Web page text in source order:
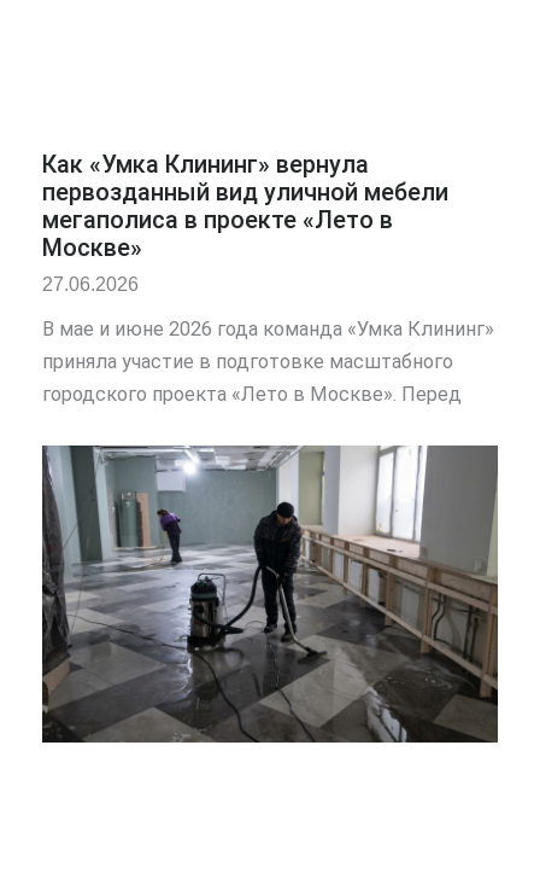
Как «Умка Клининг» вернула
первозданный вид уличной мебели
мегаполиса в проекте «Лето в
Москве»
27.06.2026
В мае и июне 2026 года команда «Умка Клининг»
приняла участие в подготовке масштабного
городского проекта «Лето в Москве». Перед